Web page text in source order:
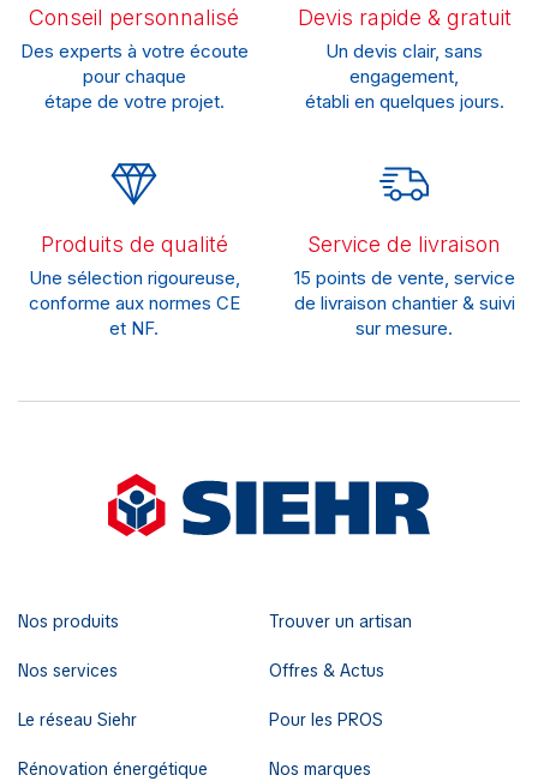
Conseil personnalisé
Des experts à votre écoute
pour chaque
étape de votre projet.
Devis rapide & gratuit
Un devis clair, sans
engagement,
établi en quelques jours.
Produits de qualité
Une sélection rigoureuse,
conforme aux normes CE
et NF.
Service de livraison
15 points de vente, service
de livraison chantier & suivi
sur mesure.
Nos produits
Nos services
Le réseau Siehr
Rénovation énergétique
Trouver un artisan
Offres & Actus
Pour les PROS
Nos marques